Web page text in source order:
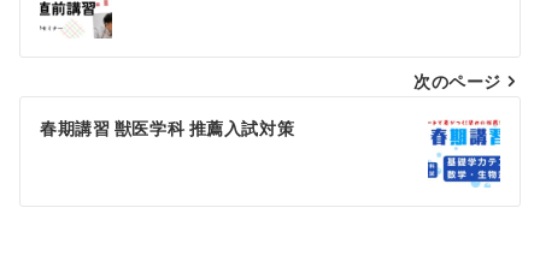
稿
ビ
ゲ
シ
次のページ
春期講習 獣医学科 推薦入試対策